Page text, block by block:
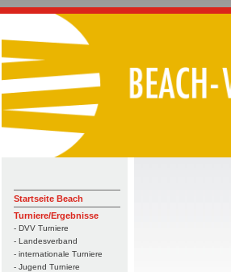
Startseite Beach
Turniere/Ergebnisse
- DVV Turniere
- Landesverband
- internationale Turniere
- Jugend Turniere